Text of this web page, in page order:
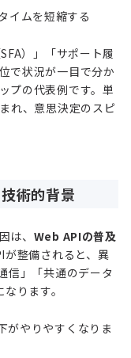
イムを短縮する
）」「サポート履
で状況が一目で分か
プの代表例です。単
れ、意思決定のスピ
術的背景
は、 Web APIの普及
が整備されると、異
信」「共通のデータ
ります。
がやりやすくなりま